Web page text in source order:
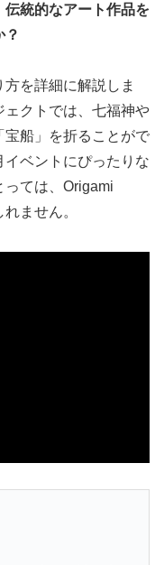
統的なアート作品を
？
を詳細に解説しま
クトでは、七福神や
船」を折ることがで
ベントにぴったりな
っては、Origami
ません。